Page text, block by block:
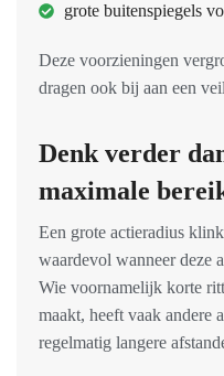
grote buitenspiegels
Deze voorzieningen
dragen ook bij aan een
Denk verder
maximale
Een grote actieradius
waardevol wanneer deze
Wie voornamelijk korte
maakt, heeft vaak andere
regelmatig langere